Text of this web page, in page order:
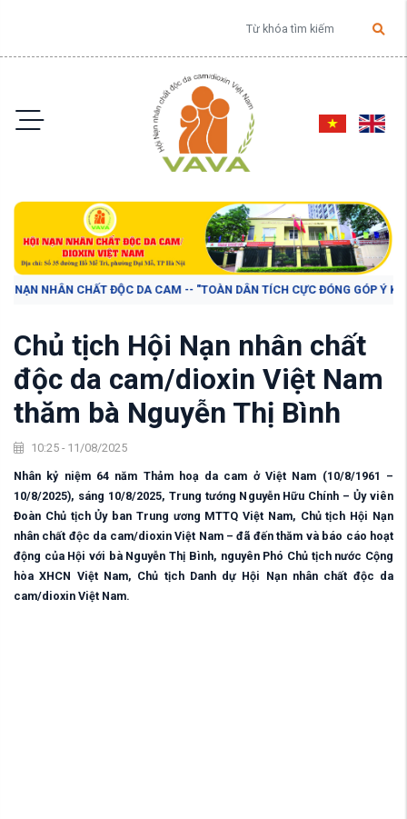
NHÂN CHẤT ĐỘC DA CAM -- "TOÀN DÂN TÍCH CỰC ĐÓNG GÓP Ý KIẾN
Chủ tịch Hội Nạn nhân chất
độc da cam/dioxin Việt Nam
thăm bà Nguyễn Thị Bình
10:25 - 11/08/2025
Nhân kỷ niệm 64 năm Thảm hoạ da cam ở Việt Nam (10/8/1961 –
10/8/2025), sáng 10/8/2025, Trung tướng Nguyễn Hữu Chính – Ủy viên
Đoàn Chủ tịch Ủy ban Trung ương MTTQ Việt Nam, Chủ tịch Hội Nạn
nhân chất độc da cam/dioxin Việt Nam – đã đến thăm và báo cáo hoạt
động của Hội với bà Nguyễn Thị Bình, nguyên Phó Chủ tịch nước Cộng
hòa XHCN Việt Nam, Chủ tịch Danh dự Hội Nạn nhân chất độc da
cam/dioxin Việt Nam.